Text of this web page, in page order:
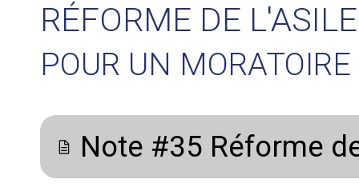
RÉFORME DE
POUR UN
Note #35 Réforme